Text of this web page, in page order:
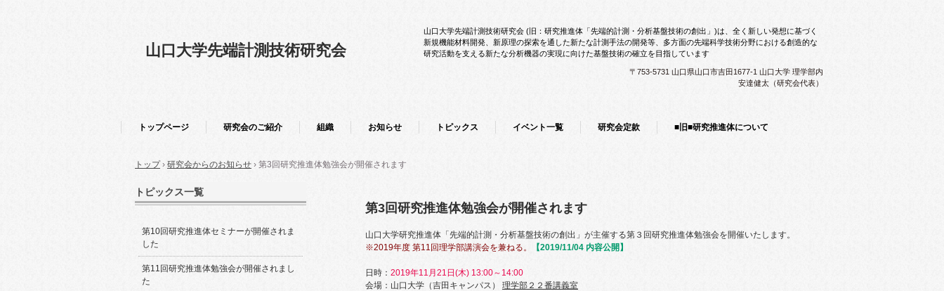
山口大学先端計測技術研究会
山口大学先端計測技術研究会 (旧：研究推進体「先端的計測・分析基盤技術の創出」)は、全く新しい発想に基づく
新規機能材料開発、新原理の探索を通した新たな計測手法の開発等、多方面の先端科学技術分野における創造的な
研究活動を支える新たな分析機器の実現に向けた基盤技術の確立を目指しています
〒753-5731 山口県山口市吉田1677-1 山口大学 理学部内
安達健太（研究会代表）
トップページ 研究会のご紹介 組織 お知らせ トピックス イベント一覧 研究会定款 ■旧■研究推進体について
トップ › 研究会からのお知らせ › 第3回研究推進体勉強会が開催されます
第3回研究推進体勉強会が開催されます
山口大学研究推進体「先端的計測・分析基盤技術の創出」が主催する第３回研究推進体勉強会を開催いたします。
※2019年度 第11 回理学部講演会を兼ねる。 【2019/11/04 内容公開】
日時： 2019年11月21日(木) 13:00～14:00
会場：山口大学（吉田キャンパス） 理学部２２番講義室
トピックス一覧
第10回研究推進体セミナーが開催されま
した
第11回研究推進体勉強会が開催されまし
た